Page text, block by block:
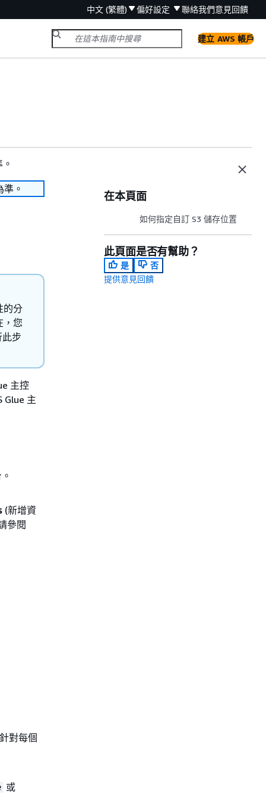
中文 (繁體) 偏好設定 聯絡我們意見回饋
建立 AWS 帳戶
。
的分
，您
步
主控
Glue 主
(新增資
參閱
對每個
或
在本頁面
如何指定自訂 S3 儲存位置
此頁面是否有幫助？
是
否
提供意見回饋